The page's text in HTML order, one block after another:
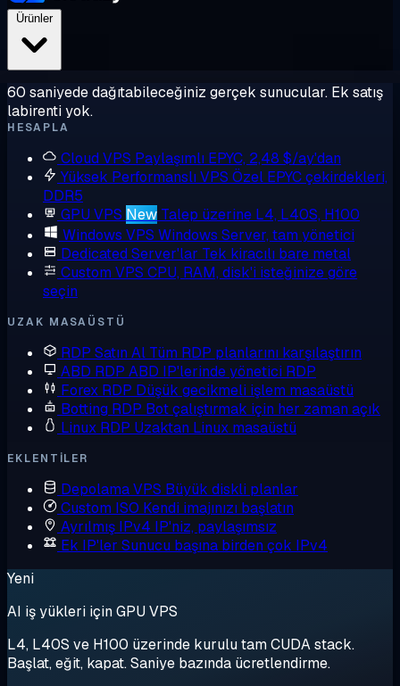
Ürünler
60 saniyede dağıtabileceğiniz gerçek sunucular. Ek satış
labirenti yok.
HESAPLA
Cloud VPS Paylaşımlı EPYC, 2,48 $/ay'dan
Yüksek Performanslı VPS Özel EPYC çekirdekleri,
DDR5
GPU VPS New Talep üzerine L4, L40S, H100
Windows VPS Windows Server, tam yönetici
Dedicated Server'lar Tek kiracılı bare metal
Custom VPS CPU, RAM, disk'i isteğinize göre
seçin
UZAK MASAÜSTÜ
RDP Satın Al Tüm RDP planlarını karşılaştırın
ABD RDP ABD IP'lerinde yönetici RDP
Forex RDP Düşük gecikmeli işlem masaüstü
Botting RDP Bot çalıştırmak için her zaman açık
Linux RDP Uzaktan Linux masaüstü
EKLENTILER
Depolama VPS Büyük diskli planlar
Custom ISO Kendi imajınızı başlatın
Ayrılmış IPv4 IP'niz, paylaşımsız
Ek IP'ler Sunucu başına birden çok IPv4
Yeni
AI iş yükleri için GPU VPS
L4, L40S ve H100 üzerinde kurulu tam CUDA stack.
Başlat, eğit, kapat. Saniye bazında ücretlendirme.